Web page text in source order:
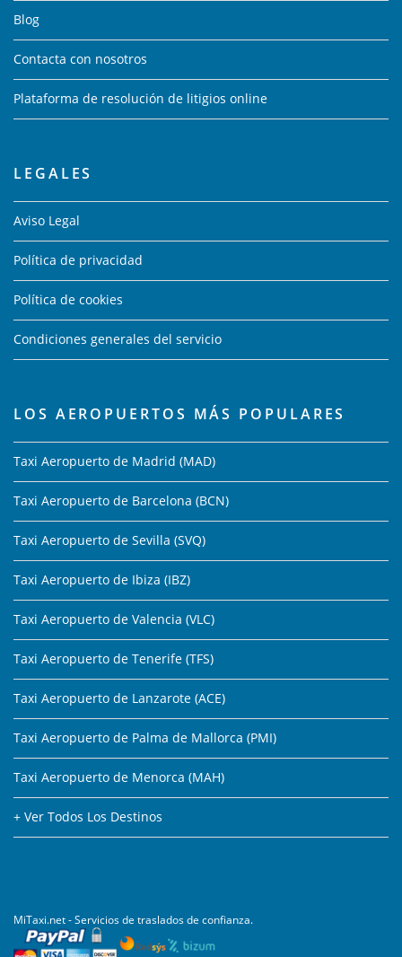
Blog
Contacta con nosotros
Plataforma de resolución de litigios online
LEGALES
Aviso Legal
Política de privacidad
Política de cookies
Condiciones generales del servicio
LOS AEROPUERTOS MÁS POPULARES
Taxi Aeropuerto de Madrid (MAD)
Taxi Aeropuerto de Barcelona (BCN)
Taxi Aeropuerto de Sevilla (SVQ)
Taxi Aeropuerto de Ibiza (IBZ)
Taxi Aeropuerto de Valencia (VLC)
Taxi Aeropuerto de Tenerife (TFS)
Taxi Aeropuerto de Lanzarote (ACE)
Taxi Aeropuerto de Palma de Mallorca (PMI)
Taxi Aeropuerto de Menorca (MAH)
+ Ver Todos Los Destinos
MiTaxi.net - Servicios de traslados de confianza.